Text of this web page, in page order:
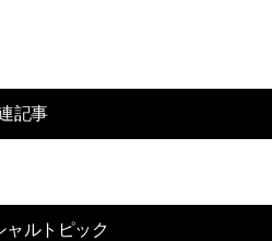
記事
ャルトピック